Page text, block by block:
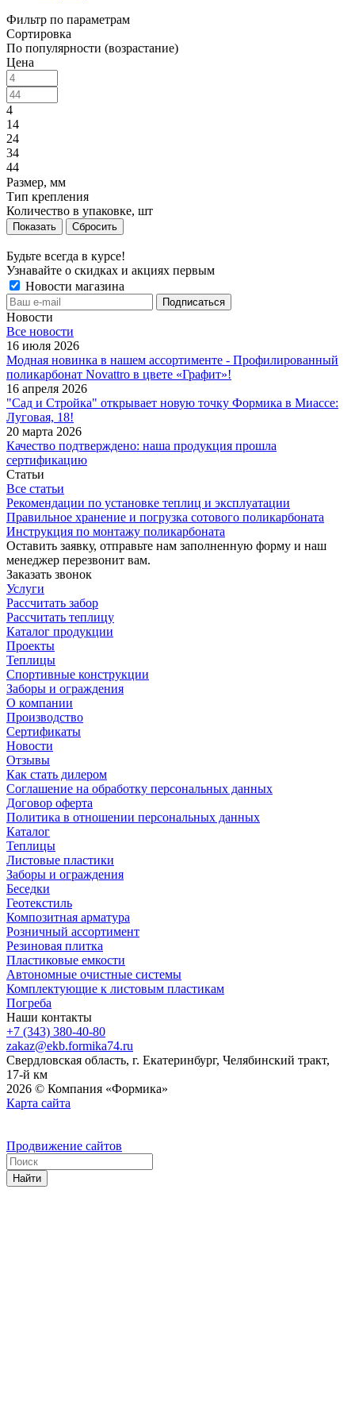
Фильтр по параметрам
Сортировка
По популярности (возрастание)
Цена
4
14
24
34
44
Размер, мм
Тип крепления
Количество в упаковке, шт
Сбросить
Будьте всегда в курсе!
Узнавайте о скидках и акциях первым
Новости магазина
Новости
Все новости
16 июля 2026
Модная новинка в нашем ассортименте - Профилированный
поликарбонат Novattro в цвете «Графит»!
16 апреля 2026
"Сад и Стройка" открывает новую точку Формика в Миассе:
Луговая, 18!
20 марта 2026
Качество подтверждено: наша продукция прошла
сертификацию
Статьи
Все статьи
Рекомендации по установке теплиц и эксплуатации
Правильное хранение и погрузка сотового поликарбоната
Инструкция по монтажу поликарбоната
Оставить заявку, отправьте нам заполненную форму и наш
менеджер перезвонит вам.
Заказать звонок
Услуги
Рассчитать забор
Рассчитать теплицу
Каталог продукции
Проекты
Теплицы
Спортивные конструкции
Заборы и ограждения
О компании
Производство
Сертификаты
Новости
Отзывы
Как стать дилером
Соглашение на обработку персональных данных
Договор оферта
Политика в отношении персональных данных
Каталог
Теплицы
Листовые пластики
Заборы и ограждения
Беседки
Геотекстиль
Композитная арматура
Розничный ассортимент
Резиновая плитка
Пластиковые емкости
Автономные очистные системы
Комплектующие к листовым пластикам
Погреба
Наши контакты
+7 (343) 380-40-80
zakaz@ekb.formika74.ru
Свердловская область, г. Екатеринбург, Челябинский тракт,
17-й км
2026 © Компания «Формика»
Карта сайта
Продвижение сайтов
Найти